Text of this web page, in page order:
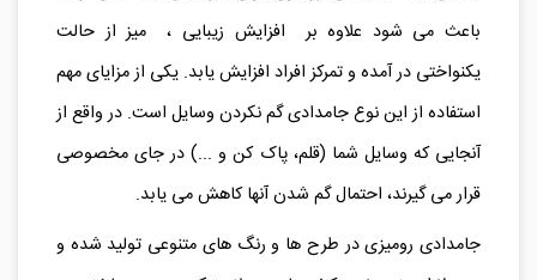
داشتن یک جامدادی رومیزی برای کارمندان، محصلان و ...
باعث می شود علاوه بر افزایش زیبایی ، میز از حالت
یکنواختی در آمده و تمرکز افراد افزایش یابد. یکی از مزایای مهم
استفاده از این نوع جامدادی گم نکردن وسایل است. در واقع از
آنجایی که وسایل شما (قلم، پاک کن و ...) در جای مخصوصی
قرار می گیرند، احتمال گم شدن آنها کاهش می یابد.